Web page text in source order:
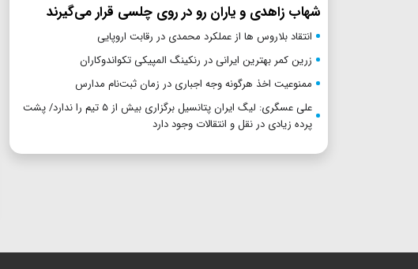
شهاب زاهدی و یاران رو در روی چلسی قرار می‌گیرند
انتقاد بلاروس ها از عملکرد محمدی در رقابت اروپایی
زرین کمر بهترین ایرانی در رنکینگ المپیکی تکواندوکاران
ممنوعیت اخذ هرگونه وجه اجباری در زمان ثبت‌نام مدارس
علی عسگری: لیگ ایران پتانسیل برگزاری بیش از ۵ تیم را ندارد/ پشت
پرده زیادی در نقل و انتقالات وجود دارد